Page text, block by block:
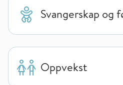
Svangerskap og
Oppvekst